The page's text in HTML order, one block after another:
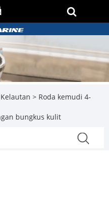
> Roda kemudi 4-
bungkus kulit